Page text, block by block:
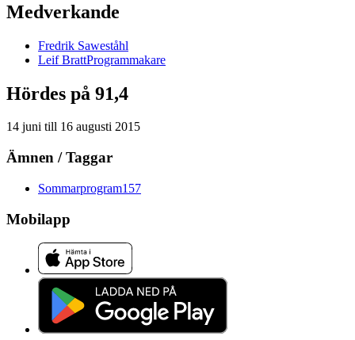
Medverkande
Fredrik Saweståhl
Leif BrattProgrammakare
Hördes på 91,4
14 juni till 16 augusti 2015
Ämnen / Taggar
Sommarprogram157
Mobilapp